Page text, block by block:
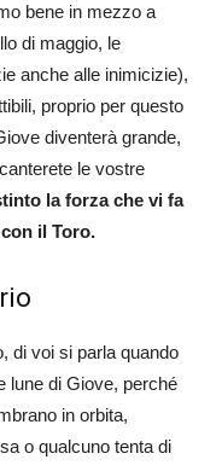
bene in mezzo a
di maggio, le
anche alle inimicizie),
proprio per questo
diventerà grande,
le vostre
la forza che vi fa
il Toro.
di voi si parla quando
lune di Giove, perché
in orbita,
o qualcuno tenta di